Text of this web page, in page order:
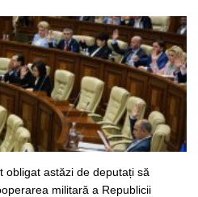
obligat astăzi de deputați să
militară a Republicii